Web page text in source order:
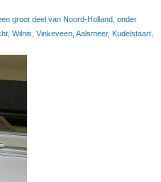
groot deel van Noord-Holland, onder
Wilnis, Vinkeveen, Aalsmeer, Kudelstaart,